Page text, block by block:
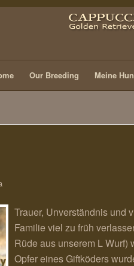
Our Breeding Meine
Trauer, Unverständnis und
Familie viel zu früh
Rüde aus unserem L Wurf)
Opfer eines Giftköders